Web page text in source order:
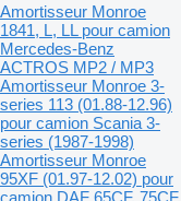
Amortisseur Monroe
1841, L, LL pour camion
Mercedes-Benz
ACTROS MP2 / MP3
Amortisseur Monroe 3-
series 113 (01.88-12.96)
pour camion Scania 3-
series (1987-1998)
Amortisseur Monroe
95XF (01.97-12.02) pour
camion DAF 65CF, 75CF,